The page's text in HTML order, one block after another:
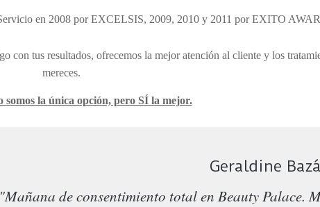
en 2008 por EXCELSIS, 2009, 2010 y 2011 por EXITO
con tus resultados, ofrecemos la mejor atención al cliente y los
mereces.
somos la única opción, pero SÍ la mejor.
Geraldine
"Mañana de consentimiento total en Beauty Palace.